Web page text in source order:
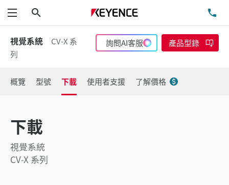
功能表
視覺系統
CV-X 系
列
詢問AI客服 產品型錄
概覽 型號 下載 使用者支援 了解價格
下載
視覺系統
CV-X 系列